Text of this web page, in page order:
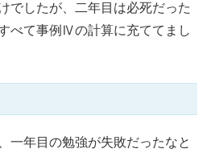
でしたが、二年目は必死だった
べて事例Ⅳの計算に充ててまし
一年目の勉強が失敗だったなと